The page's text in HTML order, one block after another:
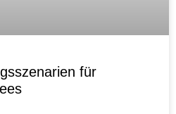
für